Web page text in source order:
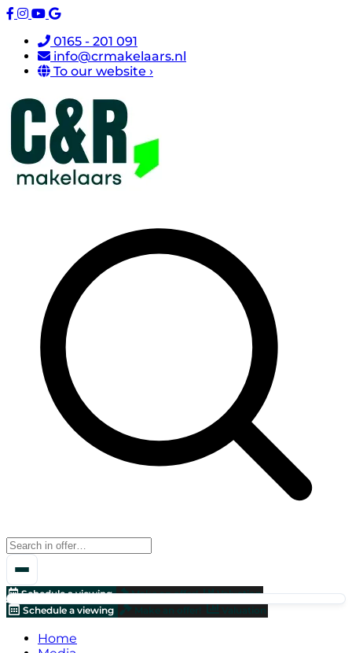
0165 - 201 091
info@crmakelaars.nl
To our website ›
Schedule a viewing Make an offer!
Valuation
Schedule a viewing
Make an offer! Valuation
Home